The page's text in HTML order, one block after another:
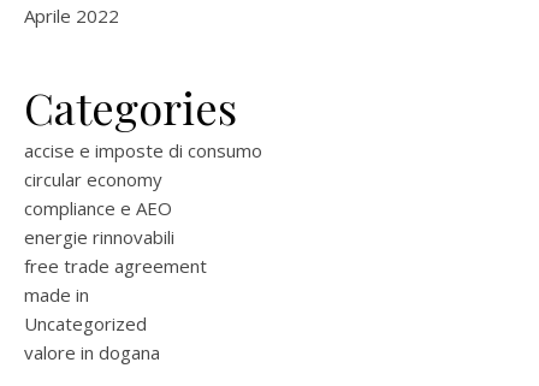
Aprile 2022
Categories
accise e imposte di consumo
circular economy
compliance e AEO
energie rinnovabili
free trade agreement
made in
Uncategorized
valore in dogana